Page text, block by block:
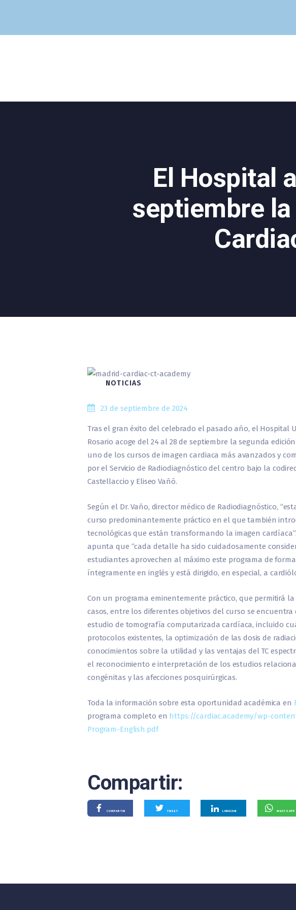
El Hospital
septiembre la
NOTICIAS
23 de septiembre de 2024
Tras el gran éxito del celebrado el pasado año, el Hospital
Rosario acoge del 24 al 28 de septiembre la segunda
uno de los cursos de imagen cardiaca más avanzados y
por el Servicio de Radiodiagnóstico del centro bajo la
Castellaccio y Eliseo Vañó.
Según el Dr. Vaño, director médico de Radiodiagnóstico,
curso predominantemente práctico en el que también
tecnológicas que están transformando la imagen
apunta que “cada detalle ha sido cuidadosamente
estudiantes aprovechen al máximo este programa de
íntegramente en inglés y está dirigido, en especial, a
Con un programa eminentemente práctico, que permitirá
casos, entre los diferentes objetivos del curso se
estudio de tomografía computarizada cardíaca, incluido
protocolos existentes, la optimización de las dosis de
conocimientos sobre la utilidad y las ventajas del TC
el reconocimiento e interpretación de los estudios
congénitas y las afecciones posquirúrgicas.
Toda la información sobre esta oportunidad académica en
programa completo en https://cardiac.academy/wp-
Program-English.pdf
Compartir:
COMPARTIR TWEET LINKEDIN WHATSAPP